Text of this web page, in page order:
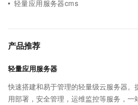
轻量应用服务器cms
产品推荐
轻量应用服务器
快速搭建和易于管理的轻量级云服务器。
用部署，安全管理，运维监控等服务，一